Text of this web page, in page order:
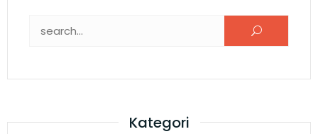
Kategori